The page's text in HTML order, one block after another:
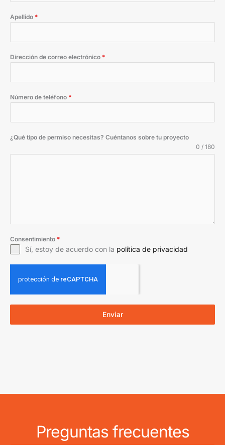
Apellido *
Dirección de correo electrónico *
Número de teléfono *
¿Qué tipo de permiso necesitas? Cuéntanos sobre tu proyecto
0 / 180
Consentimiento *
Sí, estoy de acuerdo con la política de privacidad
Enviar
Preguntas frecuentes